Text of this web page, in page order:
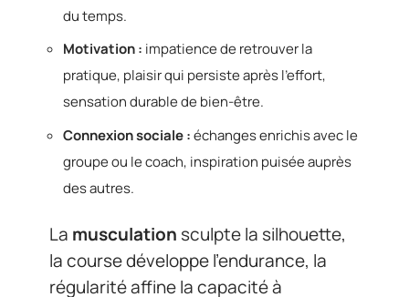
du temps.
Motivation : impatience de retrouver la
pratique, plaisir qui persiste après l’effort,
sensation durable de bien-être.
Connexion sociale :échanges enrichis avec le
groupe ou le coach, inspiration puisée auprès
des autres.
La musculation sculpte la silhouette,
la course développe l’endurance, la
régularité affine la capacité à